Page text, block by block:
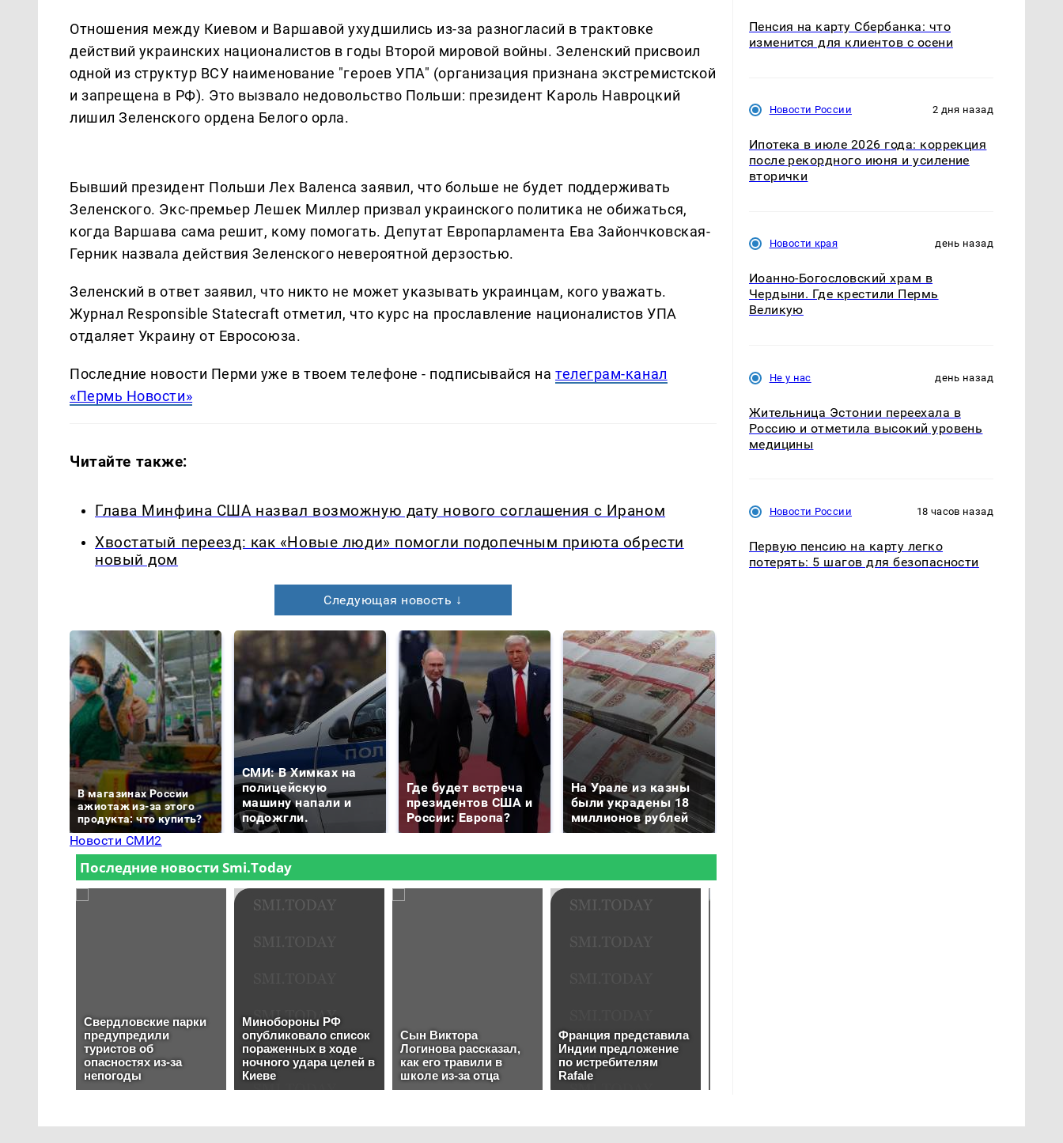
Отношения между Киевом и Варшавой ухудшились из-за разногласий в трактовке
действий украинских националистов в годы Второй мировой войны. Зеленский присвоил
одной из структур ВСУ наименование "героев УПА" (организация признана экстремистской
и запрещена в РФ). Это вызвало недовольство Польши: президент Кароль Навроцкий
лишил Зеленского ордена Белого орла.
Бывший президент Польши Лех Валенса заявил, что больше не будет поддерживать
Зеленского. Экс-премьер Лешек Миллер призвал украинского политика не обижаться,
когда Варшава сама решит, кому помогать. Депутат Европарламента Ева Зайончковская-
Герник назвала действия Зеленского невероятной дерзостью.
Зеленский в ответ заявил, что никто не может указывать украинцам, кого уважать.
Журнал Responsible Statecraft отметил, что курс на прославление националистов УПА
отдаляет Украину от Евросоюза.
Последние новости Перми уже в твоем телефоне - подписывайся нателеграм-канал
«Пермь Новости»
Читайте также:
Глава Минфина США назвал возможную дату нового соглашения с Ираном
Хвостатый переезд: как «Новые люди» помогли подопечным приюта обрести
новый дом
Следующая новость ↓
В магазинах России
ажиотаж из-за этого
продукта: что купить?
СМИ: В Химках на
полицейскую
машину напали и
подожгли.
Где будет встреча
президентов США и
России: Европа?
На Урале из казны
были украдены 18
миллионов рублей
Новости СМИ2
Пенсия на карту Сбербанка: что
изменится для клиентов с осени
Новости России 2 дня назад
Ипотека в июле 2026 года: коррекция
после рекордного июня и усиление
вторички
Новости края день назад
Иоанно-Богословский храм в
Чердыни. Где крестили Пермь
Великую
Не у нас день назад
Жительница Эстонии переехала в
Россию и отметила высокий уровень
медицины
Новости России 18 часов назад
Первую пенсию на карту легко
потерять: 5 шагов для безопасности